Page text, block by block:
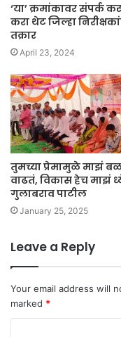
‘या’ क्रमांकावर संपर्क
करा थेट जिल्हा
तक्रार
April 23, 2024
तुमच्या प्रेमामुळे माझं
वाढतं, विकास हेच माझं
गुलाबराव पाटील
January 25, 2025
Leave a Reply
Your email address will
marked *